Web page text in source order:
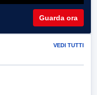
Guarda ora
VEDI TUTTI